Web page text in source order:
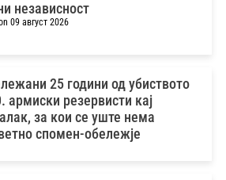
независност
09 август 2026
25 години од убиството
армиски резервисти кај
за кои се уште нема
спомен-обележје